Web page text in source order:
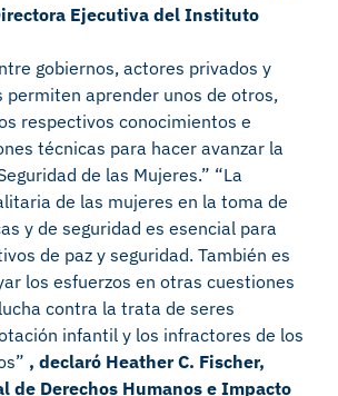
Ejecutiva del Instituto
gobiernos, actores privados y
permiten aprender unos de otros,
respectivos conocimientos e
técnicas para hacer avanzar la
de las Mujeres.” “La
de las mujeres en la toma de
y de seguridad es esencial para
de paz y seguridad. También es
los esfuerzos en otras cuestiones
contra la trata de seres
infantil y los infractores de los
, declaró Heather C. Fischer,
de Derechos Humanos e Impacto